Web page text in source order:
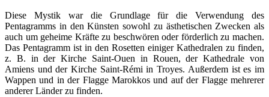
Diese Mystik war die Grundlage für die Verwendung des
Pentagramms in den Künsten sowohl zu ästhetischen Zwecken als
auch um geheime Kräfte zu beschwören oder förderlich zu machen.
Das Pentagramm ist in den Rosetten einiger Kathedralen zu finden,
z. B. in der Kirche Saint-Ouen in Rouen, der Kathedrale von
Amiens und der Kirche Saint-Rémi in Troyes. Außerdem ist es im
Wappen und in der Flagge Marokkos und auf der Flagge mehrerer
anderer Länder zu finden.